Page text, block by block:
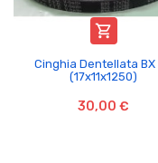

Cinghia Dentellata BX
(17x11x1250)
30,00 €